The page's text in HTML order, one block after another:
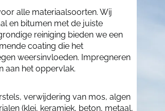
alle materiaalsoorten. Wij
en bitumen met de juiste
reiniging bieden we een
coating die het
weersinvloeden. Impregneren
aan het oppervlak.
verwijdering van mos, algen
(klei, keramiek, beton, metaal,